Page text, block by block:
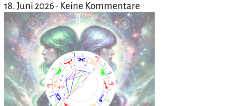
18. Juni 2026 Keine Kommentare